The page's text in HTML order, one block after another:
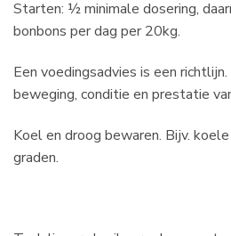
Starten: ½ minimale dosering,
bonbons per dag per 20kg.
Een voedingsadvies is een
beweging, conditie en prestatie
Koel en droog bewaren. Bijv.
graden.